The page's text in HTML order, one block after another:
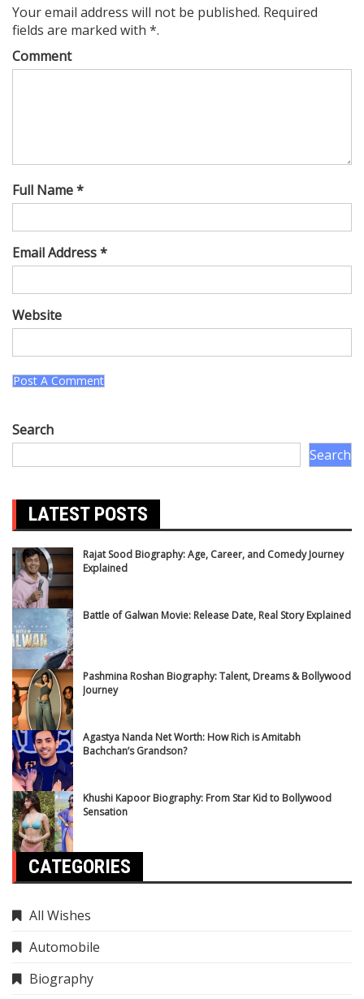
Your email address will not be published. Required
fields are marked with *.
Comment
Full Name *
Email Address *
Website
Search
Search
LATEST POSTS
Rajat Sood Biography: Age, Career, and Comedy Journey
Explained
Battle of Galwan Movie: Release Date, Real Story Explained
Pashmina Roshan Biography: Talent, Dreams & Bollywood
Journey
Agastya Nanda Net Worth: How Rich is Amitabh
Bachchan’s Grandson?
Khushi Kapoor Biography: From Star Kid to Bollywood
Sensation
CATEGORIES
All Wishes
Automobile
Biography